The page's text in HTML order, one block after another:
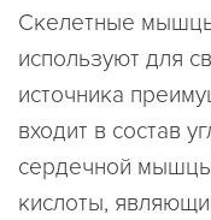
Скелетные
используют для
источника
входит в состав
сердечной
кислоты,